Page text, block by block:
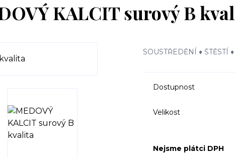
KALCIT surový B
SOUSTŘEDĚNÍ ♦ ŠTĚSTÍ
Dostupnost
Velikost
Nejsme plátci DPH